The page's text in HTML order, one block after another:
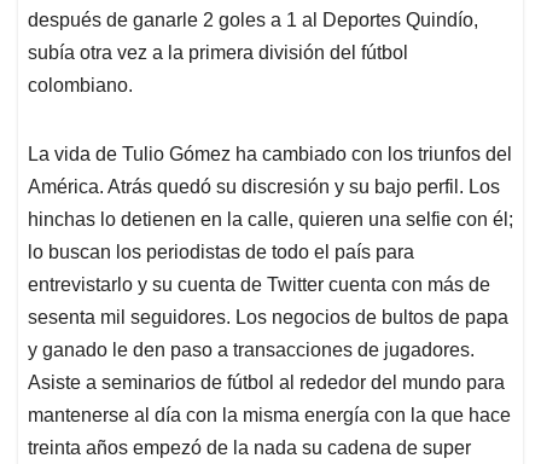
después de ganarle 2 goles a 1 al Deportes Quindío,
subía otra vez a la primera división del fútbol
colombiano.
La vida de Tulio Gómez ha cambiado con los triunfos del
América. Atrás quedó su discresión y su bajo perfil. Los
hinchas lo detienen en la calle, quieren una selfie con él;
lo buscan los periodistas de todo el país para
entrevistarlo y su cuenta de Twitter cuenta con más de
sesenta mil seguidores. Los negocios de bultos de papa
y ganado le den paso a transacciones de jugadores.
Asiste a seminarios de fútbol al rededor del mundo para
mantenerse al día con la misma energía con la que hace
treinta años empezó de la nada su cadena de super